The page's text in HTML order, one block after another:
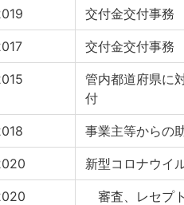
交付金交付事務
交付金交付事務
管内都道府県に
付
事業主等からの
新型コロナウイ
審査、レセプ